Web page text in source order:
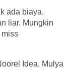
ada biaya.
liar. Mungkin
miss
Idea, Mulya